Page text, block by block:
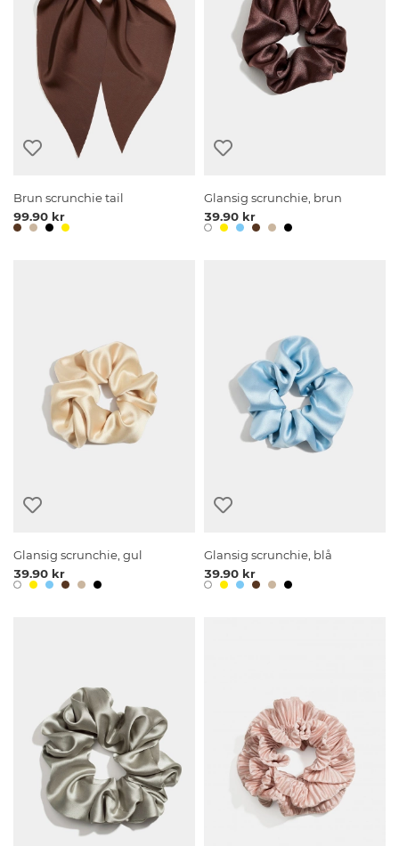
Brun scrunchie tail
99.90 kr
Glansig scrunchie, brun
39.90 kr
Glansig scrunchie, gul
39.90 kr
Glansig scrunchie, blå
39.90 kr